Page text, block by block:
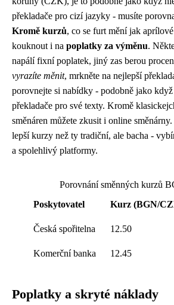
překladače pro cizí jazyky - musíte
Kromě kurzů, co se furt mění jak
kouknout i na poplatky za výměnu.
napálí fixní poplatek, jiný zas berou
vyrazíte měnit, mrkněte na nejlepší
porovnejte si nabídky - podobně jako
překladače pro své texty. Kromě
směnáren můžete zkusit i online
lepší kurzy než ty tradiční, ale bacha -
a spolehlivý platformy.
Porovnání směnných kurzů
Poskytovatel
Kurz (BGN/
Česká spořitelna 12.50
Komerční banka 12.45
Poplatky a skryté náklady